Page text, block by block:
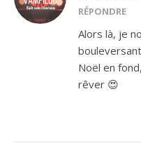
RÉPONDRE
Alors là, je
Noël en
rêver 😍